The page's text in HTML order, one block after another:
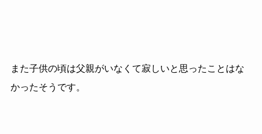
また子供の頃は父親がいなくて寂しいと思ったことはな
かったそうです。